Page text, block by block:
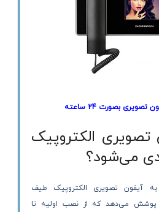
بصورت 24 ساعته
الکتروپیک
می‌شود؟
آیفون تصویری الکتروپیک طیف
پوشش می‌دهد که از نصب اولیه تا